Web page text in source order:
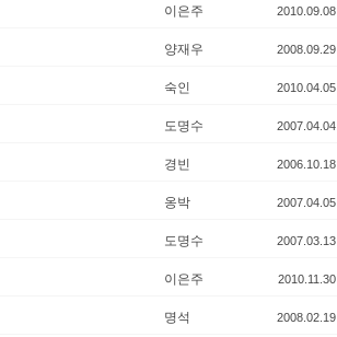
이은주 2010.09.08
양재우 2008.09.29
숙인 2010.04.05
도명수 2007.04.04
경빈 2006.10.18
옹박 2007.04.05
도명수 2007.03.13
이은주 2010.11.30
명석 2008.02.19